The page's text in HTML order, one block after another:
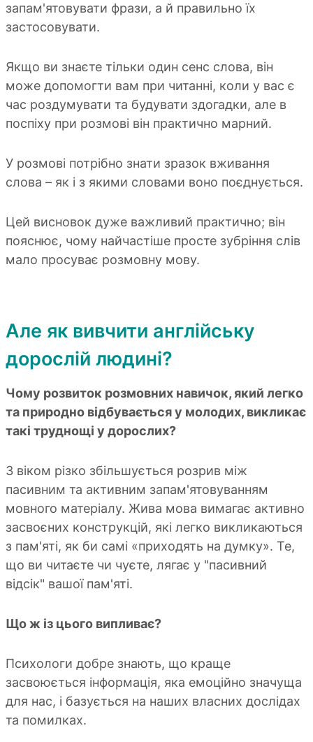
запам'ятовувати фрази, а й правильно їх
застосовувати.
Якщо ви знаєте тільки один сенс слова, він
може допомогти вам при читанні, коли у вас є
час роздумувати та будувати здогадки, але в
поспіху при розмові він практично марний.
У розмові потрібно знати зразок вживання
слова – як і з якими словами воно поєднується.
Цей висновок дуже важливий практично; він
пояснює, чому найчастіше просте зубріння слів
мало просуває розмовну мову.
Але як вивчити англійську
дорослій людині?
Чому розвиток розмовних навичок, який легко
та природно відбувається у молодих, викликає
такі труднощі у дорослих?
З віком різко збільшується розрив між
пасивним та активним запам'ятовуванням
мовного матеріалу. Жива мова вимагає активно
засвоєних конструкцій, які легко викликаються
з пам'яті, як би самі «приходять на думку». Те,
що ви читаєте чи чуєте, лягає у "пасивний
відсік" вашої пам'яті.
Що ж із цього випливає?
Психологи добре знають, що краще
засвоюється інформація, яка емоційно значуща
для нас, і базується на наших власних дослідах
та помилках.